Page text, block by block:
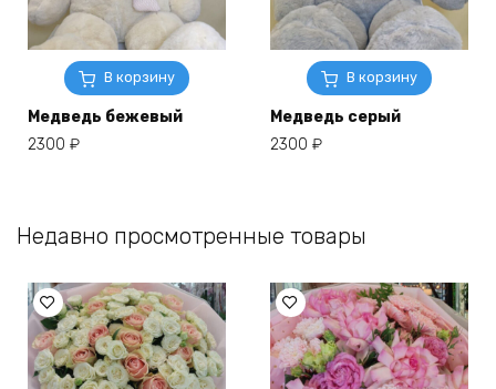
В корзину
Медведь бежевый
2300 ₽
В корзину
Медведь серый
2300 ₽
Недавно просмотренные товары